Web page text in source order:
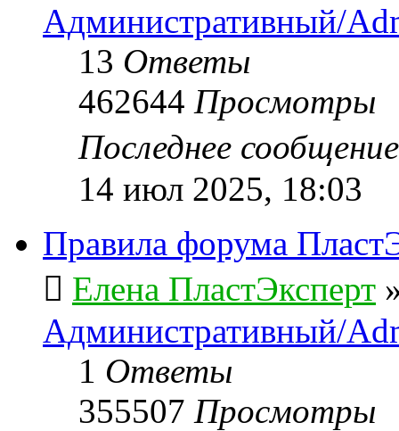
Административный/
13 Ответы
462644 Просмотры
Последнее
14 июл 2025, 18:03
Правила форума
Елена ПластЭксперт
Административный/
1 Ответы
355507 Просмотры